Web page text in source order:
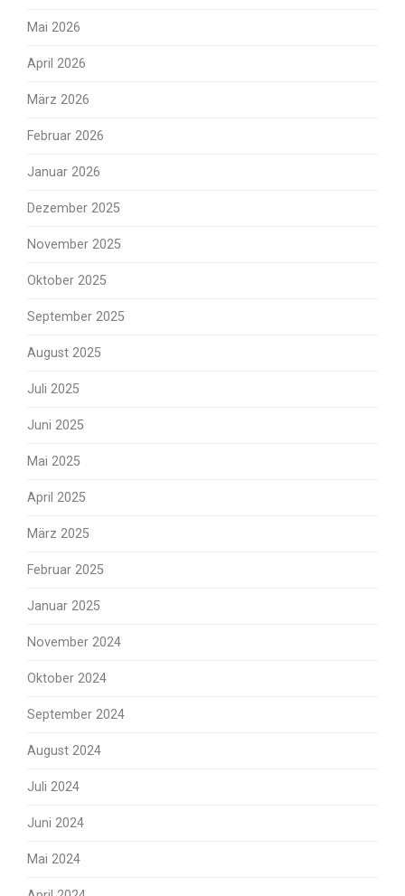
Mai 2026
April 2026
März 2026
Februar 2026
Januar 2026
Dezember 2025
November 2025
Oktober 2025
September 2025
August 2025
Juli 2025
Juni 2025
Mai 2025
April 2025
März 2025
Februar 2025
Januar 2025
November 2024
Oktober 2024
September 2024
August 2024
Juli 2024
Juni 2024
Mai 2024